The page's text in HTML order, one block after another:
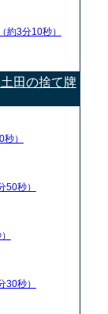
（約3分10秒）
田の捨て牌
秒）
50秒）
30秒）